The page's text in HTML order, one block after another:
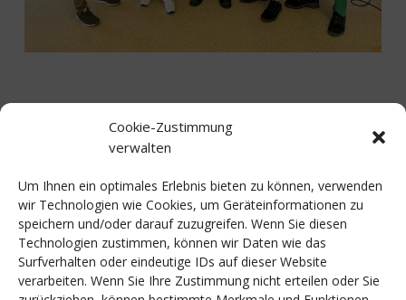
Cookie-Zustimmung
verwalten
Um Ihnen ein optimales Erlebnis bieten zu können, verwenden
wir Technologien wie Cookies, um Geräteinformationen zu
speichern und/oder darauf zuzugreifen. Wenn Sie diesen
Technologien zustimmen, können wir Daten wie das
Surfverhalten oder eindeutige IDs auf dieser Website
verarbeiten. Wenn Sie Ihre Zustimmung nicht erteilen oder Sie
Gratulujemy naszemu Koledze,Panu Michaelowi
Kaltenbacheruzyskania dyplomu Mistrza w branży soków
owocowych i napojów.
W ciągu ostatnich dwóch lat Pan Kaltenbacher ukończył
szkolenie na Mistrza przemysłowego w IHK w Koblenz.